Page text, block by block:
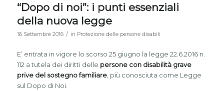
“Dopo di noi”: i punti essenziali
della nuova legge
16 Settembre 2016 / in Protezione delle persone disabili
E’ entrata in vigore lo scorso 25 giugno la legge 22.6.2016 n.
112 a tutela dei diritti delle persone con disabilità grave
prive del sostegno familiare, più conosciuta come Legge
sul Dopo di Noi.